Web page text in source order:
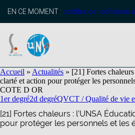
principal
EN CE MOMENT : profitez de l’adhésion
Accueil » Actualités » [21] Fortes
clarté et action pour protéger les
COTE D OR
1er degré2d degréQVCT / Qualité de vie
[21] Fortes chaleurs : l’UNSA
pour protéger les personnels et les